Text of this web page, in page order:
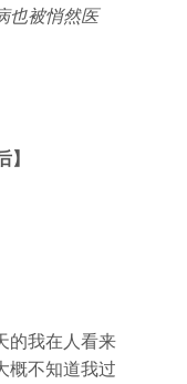
也被悄然医
】
的我在人看来
概不知道我过